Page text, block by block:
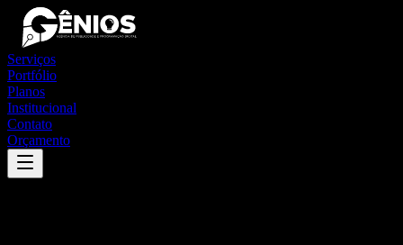
Serviços
Portfólio
Planos
Institucional
Contato
Orçamento